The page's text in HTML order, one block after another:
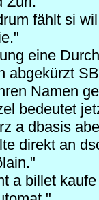
fählt si
eine
abgekürzt
Namen
bedeutet
a dbasis
direkt an
a billet